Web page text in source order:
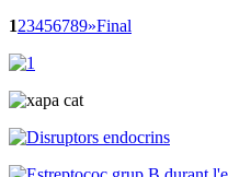
123456789»Final